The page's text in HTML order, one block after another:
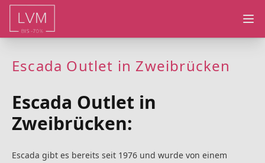
Escada Outlet in Zweibrücken
Escada Outlet in
Zweibrücken:
Escada gibt es bereits seit 1976 und wurde von einem